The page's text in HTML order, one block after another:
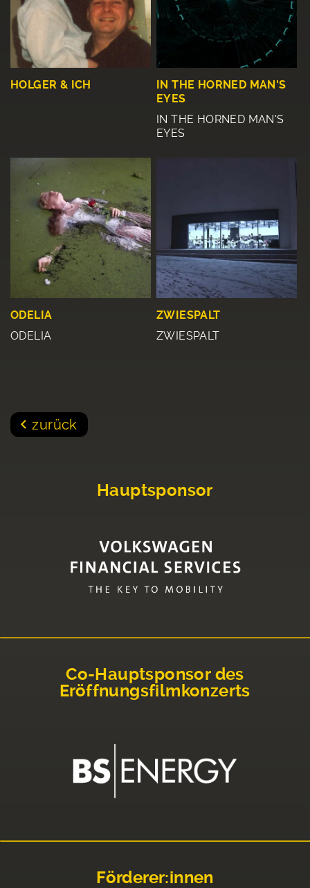
HOLGER & ICH
IN THE HORNED MAN'S
EYES
IN THE HORNED MAN'S
EYES
ODELIA
ODELIA
ZWIESPALT
ZWIESPALT
zurück
Hauptsponsor
Co-Hauptsponsor des
Eröffnungsfilmkonzerts
Förderer:innen